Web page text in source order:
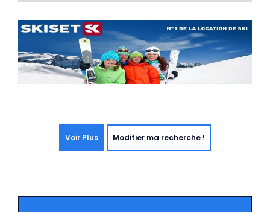
Voir Plus Modifier ma recherche !